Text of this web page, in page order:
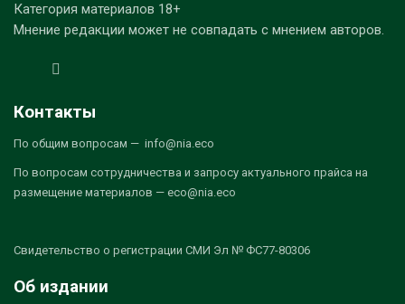
Категория материалов 18+
Мнение редакции может не совпадать с мнением авторов.
Контакты
По общим вопросам — info@nia.eco
По вопросам сотрудничества и запросу актуального прайса на
размещение материалов — eco@nia.eco
Свидетельство о регистрации СМИ Эл № ФС77-80306
Об издании